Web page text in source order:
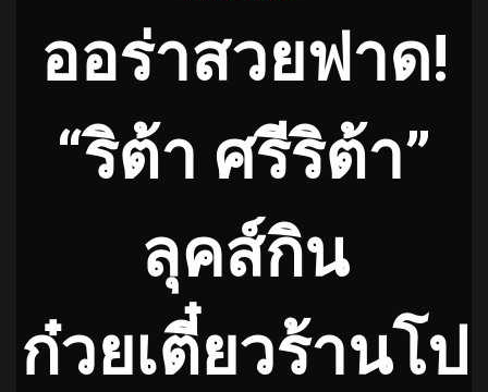
ออร่าสวยฟาด!
“ริต้า ศรีริต้า”
ลุคส์กิน
ก๋วยเตี๋ยวร้านโป